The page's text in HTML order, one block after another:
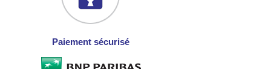
Paiement sécurisé